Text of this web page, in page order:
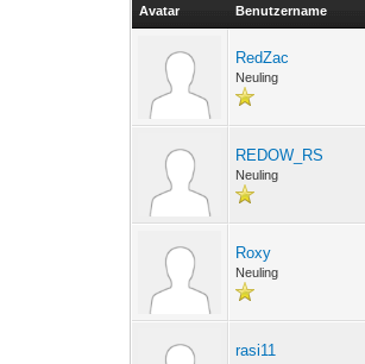
Avatar Benutzername
RedZac
Neuling
REDOW_RS
Neuling
Roxy
Neuling
rasi11